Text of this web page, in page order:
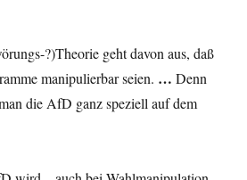
?)Theorie geht davon aus, daß
manipulierbar seien. … Denn
die AfD ganz speziell auf dem